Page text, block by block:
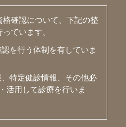
確認について、下記の整
ています。
を行う体制を有していま
特定健診情報、その他必
活用して診療を行いま